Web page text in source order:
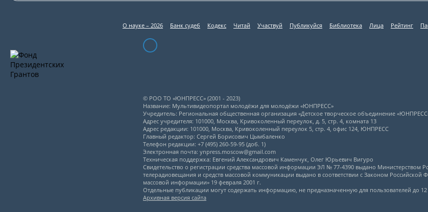
О науке – 2026 Банк судеб Кодекс Читай Участвуй Публикуйся Библиотека Лица Рейтинг
© РОО ТО «ЮНПРЕСС» (2001 - 2023)
Название: Мультивидеопортал молодёжи для молодёжи «ЮНПРЕСС»
Учредитель: Региональная общественная организация «Детское творческое объединение
Адрес учредителя: 101000, Москва, Кривоколенный переулок, д. 5, стр. 4, комната 13
Адрес редакции: 101000, Москва, Кривоколенный переулок 5, стр. 4, офис 124, ЮНПРЕСС
Главный редактор: Сергей Борисович Цымбаленко
Телефон редакции: +7 (495) 260-59-95 (доб. 1)
Электронная почта: ynpress.moscow@gmail.com
Техническая поддержка: Евгений Александрович Каменчук, Олег Юрьевич Вигуро
Свидетельство о регистрации средства массовой информации ЭЛ № 77-4390 выдано Министерством
телерадиовещания и средств массовой коммуникации выдано в соответствии с Законом Российской
массовой информации» 19 февраля 2001 г.
Отдельные публикации могут содержать информацию, не предназначенную для пользователей до 12
Архивная версия сайта